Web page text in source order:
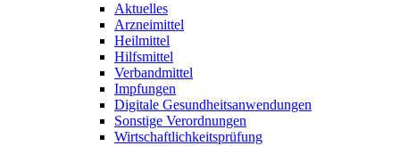
Aktuelles
Arzneimittel
Heilmittel
Hilfsmittel
Verbandmittel
Impfungen
Digitale Gesundheitsanwendungen
Sonstige Verordnungen
Wirtschaftlichkeitsprüfung